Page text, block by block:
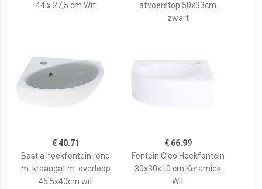
44 x 27,5 cm Wit
afvoerstop 50x33cm
zwart
€ 40.71
Bastia hoekfontein rond
m. kraangat m. overloop
45.5x40cm wit
€ 66.99
Fontein Cleo Hoekfontein
30x30x10 cm Keramiek
Wit